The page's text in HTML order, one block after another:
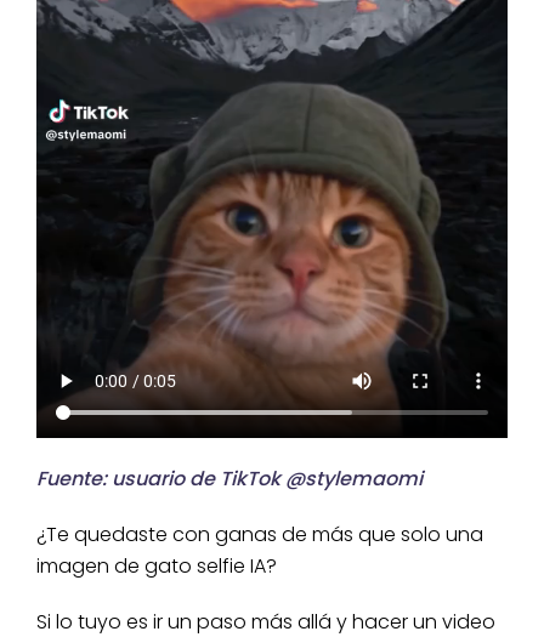
Fuente: usuario de TikTok @stylemaomi
¿Te quedaste con ganas de más que solo una
imagen de gato selfie IA?
Si lo tuyo es ir un paso más allá y hacer un video